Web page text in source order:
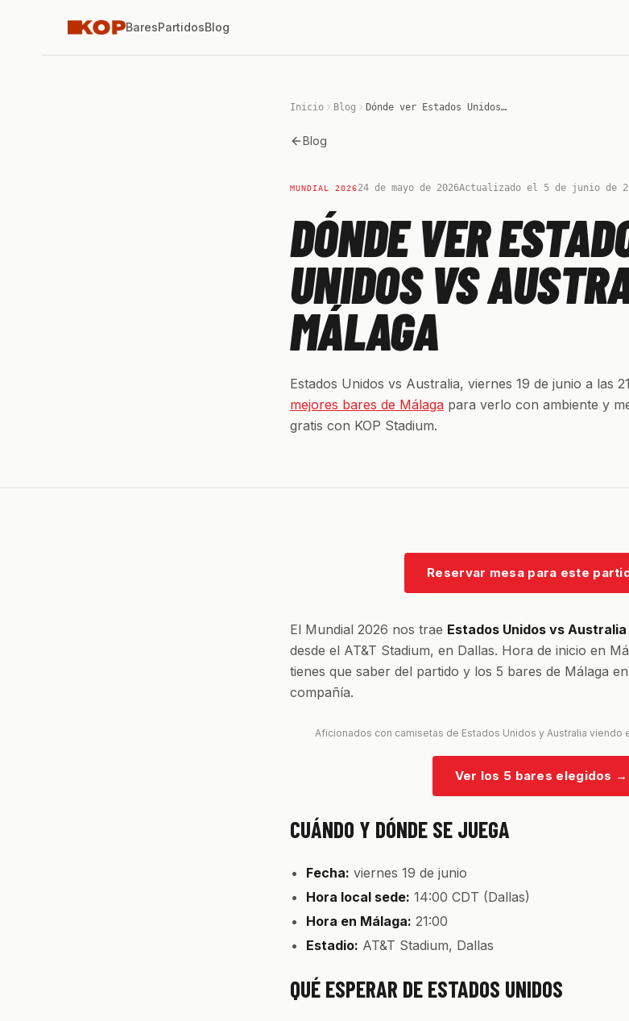
BaresPartidosBlog
Inicio Blog Dónde ver Estados Unidos vs Australia en Málaga
Blog
MUNDIAL 202624 de mayo de 2026Actualizado el 5 de junio de
DÓNDE VER
UNIDOS VS
MÁLAGA
Estados Unidos vs Australia, viernes 19 de junio a las
mejores bares de Málaga para verlo con ambiente y
gratis con KOP Stadium.
Reservar mesa para este
El Mundial 2026 nos trae Estados Unidos vs Australia
desde el AT&T Stadium, en Dallas. Hora de inicio en
tienes que saber del partido y los 5 bares de Málaga
compañía.
Aficionados con camisetas de Estados Unidos y Australia viendo
Ver los 5 bares elegidos →
CUÁNDO Y DÓNDE SE JUEGA
Fecha: viernes 19 de junio
Hora local sede: 14:00 CDT (Dallas)
Hora en Málaga: 21:00
Estadio: AT&T Stadium, Dallas
QUÉ ESPERAR DE ESTADOS UNIDOS